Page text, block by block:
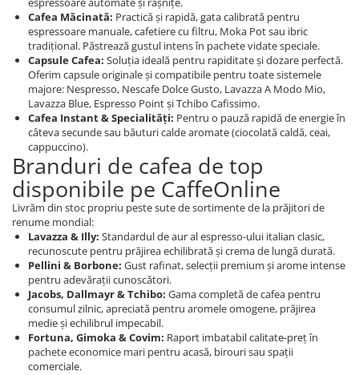
Cafea Măcinată: Practică și rapidă, gata calibrată pentru
espressoare manuale, cafetiere cu filtru, Moka Pot sau ibric
tradițional. Păstrează gustul intens în pachete vidate speciale.
Capsule Cafea: Soluția ideală pentru rapiditate și dozare perfectă.
Oferim capsule originale și compatibile pentru toate sistemele
majore: Nespresso, Nescafe Dolce Gusto, Lavazza A Modo Mio,
Lavazza Blue, Espresso Point și Tchibo Cafissimo.
Cafea Instant & Specialități: Pentru o pauză rapidă de energie în
câteva secunde sau băuturi calde aromate (ciocolată caldă, ceai,
cappuccino).
Branduri de cafea de top
disponibile pe CaffeOnline
Livrăm din stoc propriu peste sute de sortimente de la prăjitori de
renume mondial:
Lavazza & Illy: Standardul de aur al espresso-ului italian clasic,
recunoscute pentru prăjirea echilibrată și crema de lungă durată.
Pellini & Borbone: Gust rafinat, selecții premium și arome intense
pentru adevărații cunoscători.
Jacobs, Dallmayr & Tchibo: Gama completă de cafea pentru
consumul zilnic, apreciată pentru aromele omogene, prăjirea
medie și echilibrul impecabil.
Fortuna, Gimoka & Covim: Raport imbatabil calitate-preț în
pachete economice mari pentru acasă, birouri sau spații
comerciale.